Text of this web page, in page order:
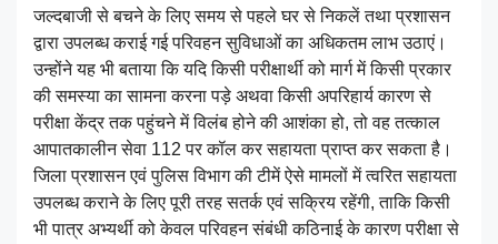
जल्दबाजी से बचने के लिए समय से पहले घर से निकलें तथा प्रशासन
द्वारा उपलब्ध कराई गई परिवहन सुविधाओं का अधिकतम लाभ उठाएं।
उन्होंने यह भी बताया कि यदि किसी परीक्षार्थी को मार्ग में किसी प्रकार
की समस्या का सामना करना पड़े अथवा किसी अपरिहार्य कारण से
परीक्षा केंद्र तक पहुंचने में विलंब होने की आशंका हो, तो वह तत्काल
आपातकालीन सेवा 112 पर कॉल कर सहायता प्राप्त कर सकता है।
जिला प्रशासन एवं पुलिस विभाग की टीमें ऐसे मामलों में त्वरित सहायता
उपलब्ध कराने के लिए पूरी तरह सतर्क एवं सक्रिय रहेंगी, ताकि किसी
भी पात्र अभ्यर्थी को केवल परिवहन संबंधी कठिनाई के कारण परीक्षा से